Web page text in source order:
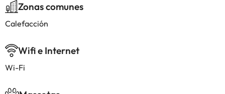
Zonas comunes
Calefacción
Wifi e Internet
Wi-Fi